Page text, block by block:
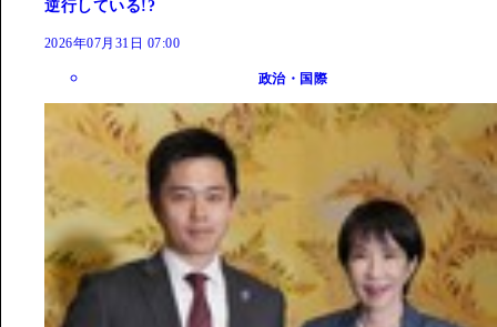
逆行している!?
2026年07月31日 07:00
政治・国際